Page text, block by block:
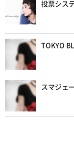
投票シス
TOKYO
スマジェ